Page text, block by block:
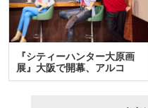
『シティーハンター大原画
展』大阪で開幕、アルコ
＆…